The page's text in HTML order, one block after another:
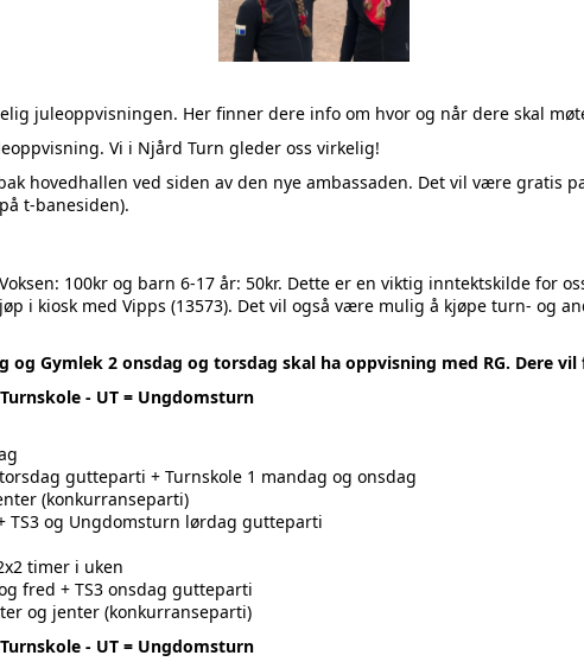
juleoppvisningen. Her finner dere info om hvor og når dere skal
Vi i Njård Turn gleder oss virkelig!
hovedhallen ved siden av den nye ambassaden. Det vil være gratis
t-banesiden).
Voksen: 100kr og barn 6-17 år: 50kr. Dette er en viktig inntektskilde for
i kiosk med Vipps (13573). Det vil også være mulig å kjøpe turn- og
og Gymlek 2 onsdag og torsdag skal ha oppvisning med RG. Dere vil
- UT = Ungdomsturn
gutteparti + Turnskole 1 mandag og onsdag
(konkurranseparti)
TS3 og Ungdomsturn lørdag gutteparti
timer i uken
fred + TS3 onsdag gutteparti
og jenter (konkurranseparti)
- UT = Ungdomsturn